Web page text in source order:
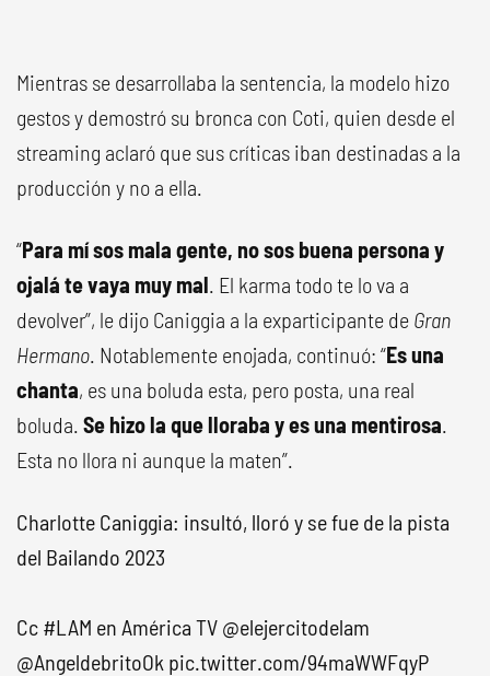
Mientras se desarrollaba la sentencia, la modelo hizo
gestos y demostró su bronca con Coti, quien desde el
streaming aclaró que sus críticas iban destinadas a la
producción y no a ella.
“Para mí sos mala gente, no sos buena persona y
ojalá te vaya muy mal. El karma todo te lo va a
devolver”, le dijo Caniggia a la exparticipante de Gran
Hermano. Notablemente enojada, continuó: “Es una
chanta, es una boluda esta, pero posta, una real
boluda. Se hizo la que lloraba y es una mentirosa.
Esta no llora ni aunque la maten”.
Charlotte Caniggia: insultó, lloró y se fue de la pista
del Bailando 2023
Cc #LAM en América TV @elejercitodelam
@AngeldebritoOk pic.twitter.com/94maWWFqyP